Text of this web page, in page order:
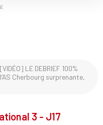
[VIDÉO] LE DEBRIEF 100%
Cherbourg surprenante,
3 - J17